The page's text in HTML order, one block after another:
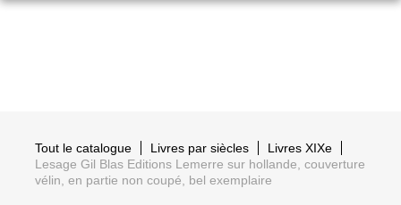
Tout le catalogue Livres par siècles
Livres XIXe
Lesage Gil Blas Editions Lemerre sur hollande, couverture
vélin, en partie non coupé, bel exemplaire